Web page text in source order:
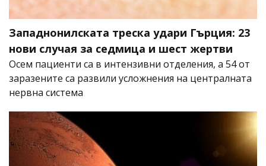
Западнонилската треска удари Гърция: 23
нови случая за седмица и шест жертви
Осем пациенти са в интензивни отделения, а 54 от
заразените са развили усложнения на централната
нервна система